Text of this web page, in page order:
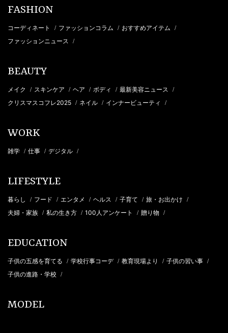
FASHION
コーディネート / ファッションコラム / おすすめアイテム /
ファッションニュース /
BEAUTY
メイク / スキンケア / ヘア / ボディ / 最新美容ニュース /
クリスマスコフレ2025 / ネイル / インナービューティ /
WORK
雑学 / 仕事 / デジタル /
LIFESTYLE
暮らし / フード / エンタメ / ヘルス / 子育て / 旅・お出かけ /
夫婦・家族 / 私の生き方 / 100人アンケート / 贈り物 /
EDUCATION
子供の五感を育てる / 学校行事コーデ / 教育現場より / 子供の習い事 /
子供の進路・学校 /
MODEL